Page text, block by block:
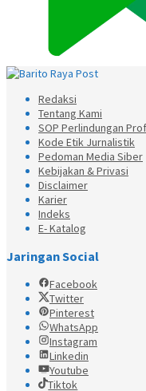
Redaksi
Tentang Kami
SOP Perlindungan
Kode Etik Jurnalistik
Pedoman Media Siber
Kebijakan & Privasi
Disclaimer
Karier
Indeks
E- Katalog
Jaringan Social
Facebook
Twitter
Pinterest
WhatsApp
Instagram
Linkedin
Youtube
Tiktok